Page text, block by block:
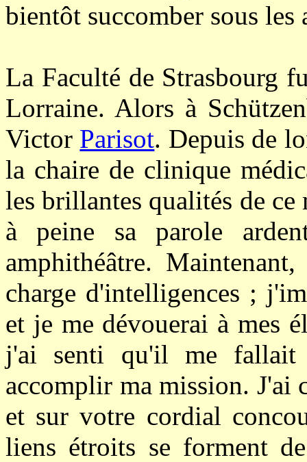
bientôt succomber sous les
La Faculté de Strasbourg
Lorraine. Alors à
Victor Parisot. Depuis de
la chaire de clinique
les brillantes qualités de
à peine sa parole
amphithéâtre.
charge d'intelligences ;
et je me dévouerai à mes
j'ai senti qu'il me fallait
accomplir ma mission. J'ai
et sur votre cordial
liens étroits se forment